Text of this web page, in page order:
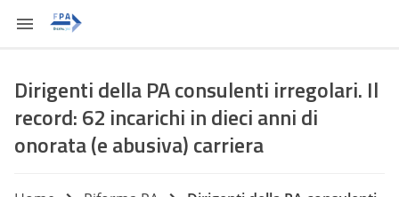
Dirigenti della PA consulenti irregolari. Il
record: 62 incarichi in dieci anni di
onorata (e abusiva) carriera